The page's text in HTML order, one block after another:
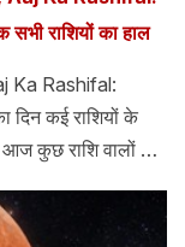
राशियों का हाल
Ka Rashifal:
कई राशियों के
कुछ राशि वालों को
चढ़ाव भरा रह